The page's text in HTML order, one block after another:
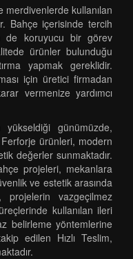
kullanılan
Bahçe içerisinde tercih
de koruyucu bir görev
ürünler bulunduğu
yapmak gereklidir.
için üretici firmadan
vermenize yardımcı
yükseldiği günümüzde,
ürünleri, modern
değerler sunmaktadır.
projeleri, mekanlara
ve estetik arasında
projelerin vazgeçilmez
kullanılan ileri
belirleme yöntemlerine
edilen Hızlı Teslim,